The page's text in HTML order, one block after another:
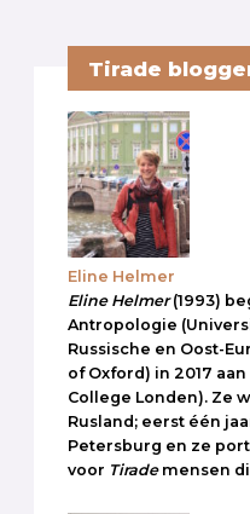
Tirade
Eline Helmer
Eline Helmer(1993)
Antropologie
Russische en Oost-
of Oxford) in 2017
College Londen). Ze
Rusland; eerst één
Petersburg en ze
voor Tirademensen